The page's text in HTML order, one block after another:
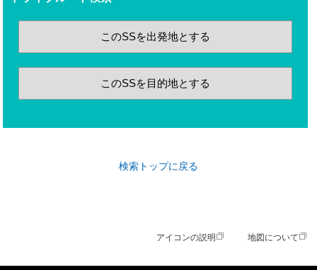
このSSを出発地とする
このSSを目的地とする
検索トップに戻る
アイコンの説明 地図について